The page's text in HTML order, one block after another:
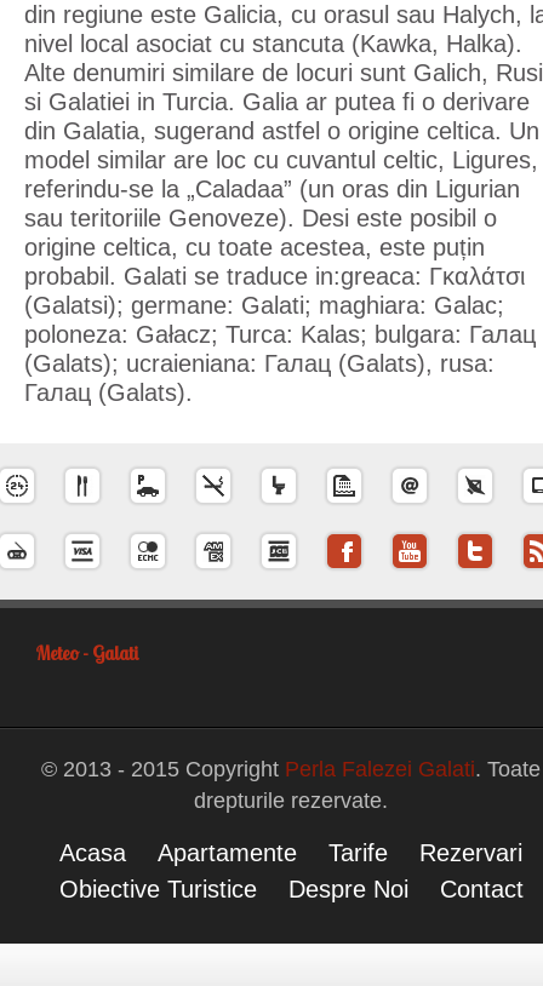
din regiune este Galicia, cu orasul sau Halych,
nivel local asociat cu stancuta (Kawka, Halka).
Alte denumiri similare de locuri sunt Galich,
si Galatiei in Turcia. Galia ar putea fi o derivare
din Galatia, sugerand astfel o origine celtica. Un
model similar are loc cu cuvantul celtic, Ligures,
referindu-se la „Caladaa” (un oras din Ligurian
sau teritoriile Genoveze). Desi este posibil o
origine celtica, cu toate acestea, este puțin
probabil. Galati se traduce in:greaca: Γκαλάτσι
(Galatsi); germane: Galati; maghiara: Galac;
poloneza: Gałacz; Turca: Kalas; bulgara: Галац
(Galats); ucraieniana: Галац (Galats), rusa:
Галац (Galats).
Meteo - Galati
© 2013 - 2015 Copyright Perla Falezei Galati. Toate
drepturile rezervate.
Acasa Apartamente Tarife
Rezervari
Obiective Turistice
Despre Noi Contact